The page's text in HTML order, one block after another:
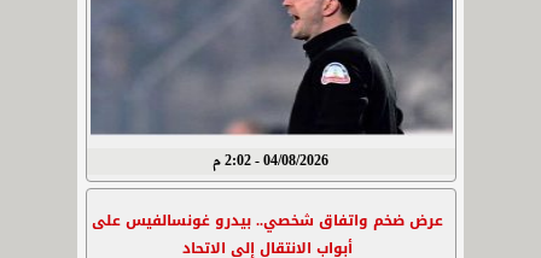
04/08/2026 - 2:02 م
عرض ضخم واتفاق شخصي.. بيدرو غونسالفيس على
أبواب الانتقال إلى الاتحاد